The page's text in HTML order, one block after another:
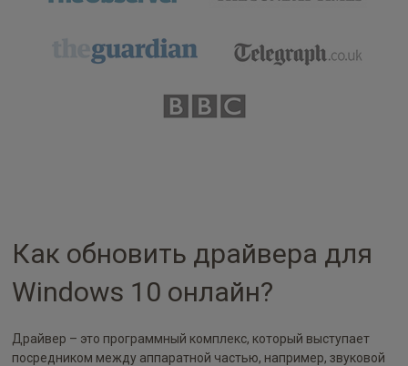
Как обновить драйвера для
Windows 10 онлайн?
Драйвер – это программный комплекс, который выступает
посредником между аппаратной частью, например, звуковой